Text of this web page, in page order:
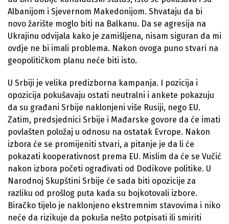
Albanijom i Sjevernom Makedonijom. Shvataju da bi
novo žarište moglo biti na Balkanu. Da se agresija na
Ukrajinu odvijala kako je zamišljena, nisam siguran da mi
ovdje ne bi imali problema. Nakon ovoga puno stvari na
geopolitičkom planu neće biti isto.
U Srbiji je velika predizborna kampanja. I pozicija i
opozicija pokušavaju ostati neutralni i ankete pokazuju
da su građani Srbije naklonjeni više Rusiji, nego EU.
Zatim, predsjednici Srbije i Mađarske govore da će imati
povlašten položaj u odnosu na ostatak Evrope. Nakon
izbora će se promijeniti stvari, a pitanje je da li će
pokazati kooperativnost prema EU. Mislim da će se Vučić
nakon izbora početi ograđivati od Dodikove politike. U
Narodnoj Skupštini Srbije će sada biti opozicije za
razliku od prošlog puta kada su bojkotovali izbore.
Biračko tijelo je naklonjeno ekstremnim stavovima i niko
neće da rizikuje da pokuša nešto potpisati ili smiriti